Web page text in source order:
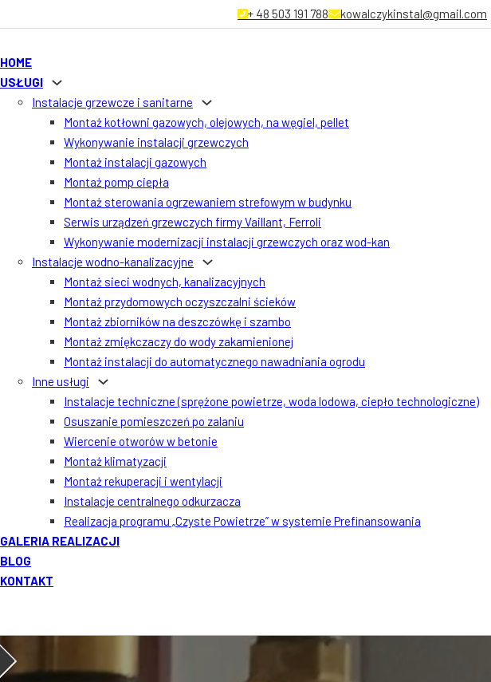
+ 48 503 191 788 kowalczykinstal@gmail.com
HOME
USŁUGI
Instalacje grzewcze i sanitarne
Montaż kotłowni gazowych, olejowych, na węgiel, pellet
Wykonywanie instalacji grzewczych
Montaż instalacji gazowych
Montaż pomp ciepła
Montaż sterowania ogrzewaniem strefowym w budynku
Serwis urządzeń grzewczych firmy Vaillant, Ferroli
Wykonywanie modernizacji instalacji grzewczych oraz wod-kan
Instalacje wodno-kanalizacyjne
Montaż sieci wodnych, kanalizacyjnych
Montaż przydomowych oczyszczalni ścieków
Montaż zbiorników na deszczówkę i szambo
Montaż zmiękczaczy do wody zakamienionej
Montaż instalacji do automatycznego nawadniania ogrodu
Inne usługi
Instalacje techniczne (sprężone powietrze, woda lodowa, ciepło technologiczne)
Osuszanie pomieszczeń po zalaniu
Wiercenie otworów w betonie
Montaż klimatyzacji
Montaż rekuperacji i wentylacji
Instalacje centralnego odkurzacza
Realizacja programu „Czyste Powietrze” w systemie Prefinansowania
GALERIA REALIZACJI
BLOG
KONTAKT